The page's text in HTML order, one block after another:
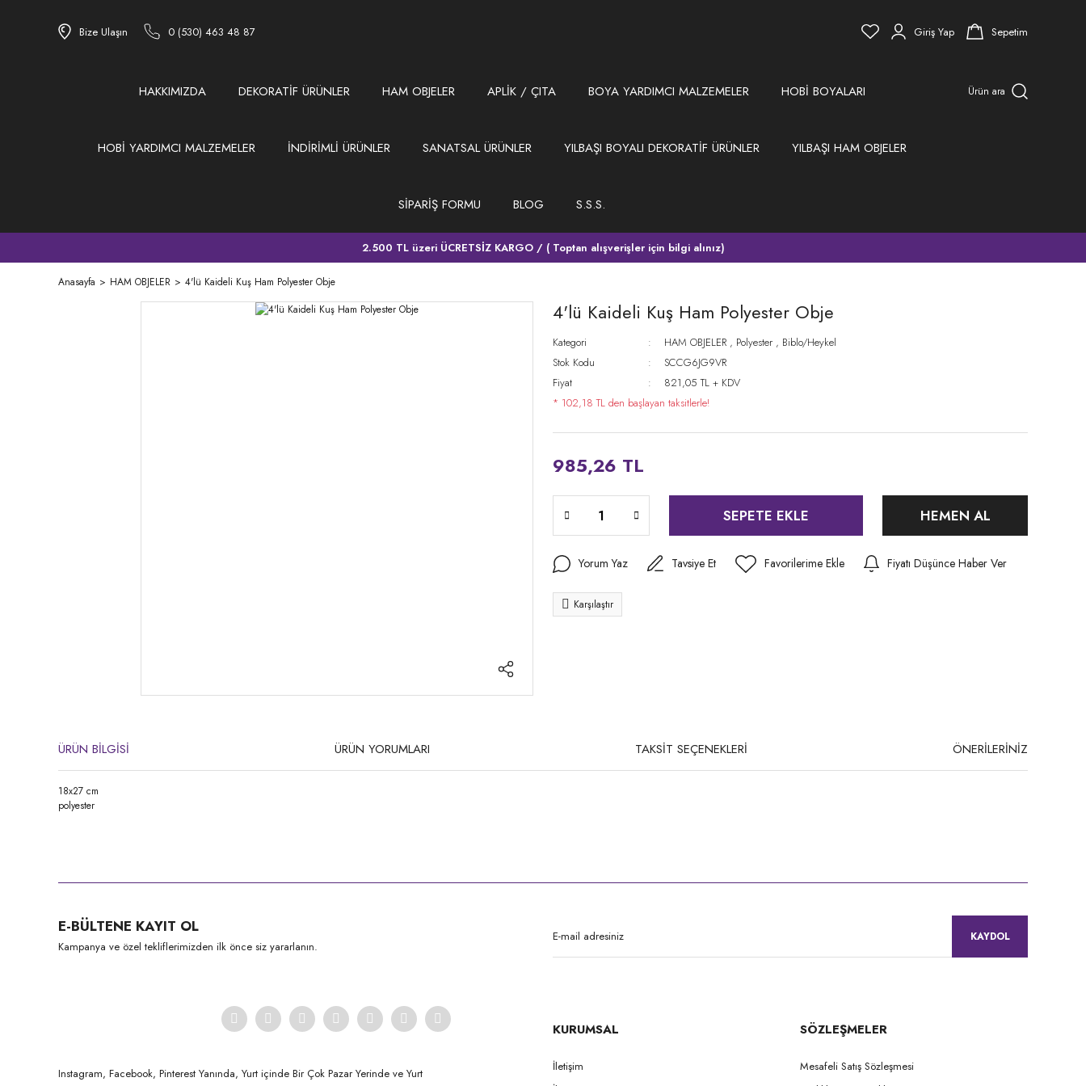
Bize Ulaşın 0 (530) 463 48 87 Giriş Yap Sepetim
HAKKIMIZDA DEKORATİF ÜRÜNLER HAM OBJELER APLİK / ÇITA BOYA YARDIMCI MALZEMELER HOBİ BOYALARI
HOBİ YARDIMCI MALZEMELER İNDİRİMLİ ÜRÜNLER SANATSAL ÜRÜNLER YILBAŞI BOYALI DEKORATİF ÜRÜNLER YILBAŞI HAM OBJELER
SİPARİŞ FORMU BLOG S.S.S.
Ürün ara
2.500 TL üzeri ÜCRETSİZ KARGO / ( Toptan alışverişler için bilgi alınız)
Anasayfa HAM OBJELER 4'lü Kaideli Kuş Ham Polyester Obje
4'lü Kaideli Kuş Ham Polyester Obje
Kategori HAM OBJELER , Polyester , Biblo/Heykel
Stok Kodu
SCCG6JG9VR
Fiyat
821,05 TL + KDV
* 102,18 TL den başlayan taksitlerle!
985,26 TL
SEPETE EKLE HEMEN AL
Yorum Yaz Tavsiye Et Fiyatı Düşünce Haber Ver
Karşılaştır
ÜRÜN BİLGİSİ ÜRÜN YORUMLARI TAKSİT SEÇENEKLERİ ÖNERİLERİNİZ
18x27 cm
polyester
Ürün açıklamasında eksik bilgiler bulunuyor.
Ürün bilgilerinde hatalar bulunuyor.
E-BÜLTENE KAYIT OL
Kampanya ve özel tekliflerimizden ilk önce siz yararlanın.
KAYDOL
Instagram, Facebook, Pinterest Yanında, Yurt içinde Bir Çok Pazar Yerinde ve Yurt
KURUMSAL
İletişim
SÖZLEŞMELER
Mesafeli Satış Sözleşmesi